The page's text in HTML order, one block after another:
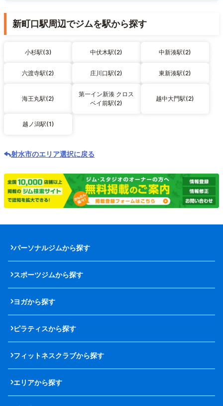
新町口駅周辺でジムを駅から探す
小杉駅(3) 中伏木駅(2) 中新湊駅(2)
六渡寺駅(2) 庄川口駅(2) 東新湊駅(2)
海王丸駅(2)
第一イン新湊 クロス
ベイ前駅(2)
越中大門駅(2)
越ノ潟駅(1)
射水市のエリア選択に戻る
パーソナルジムから探す
スポーツジムから探す
ヨガから探す
ピラティスから探す
フィットネスクラブから探す
エリアから探す